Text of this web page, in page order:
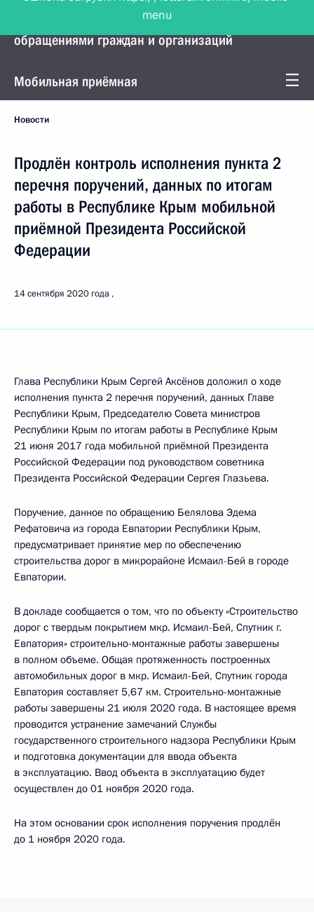
Управление Президента по работе с
обращениями граждан и организаций
Мобильная приёмная
Новости
Продлён контроль исполнения пункта 2
перечня поручений, данных по итогам
работы в Республике Крым мобильной
приёмной Президента Российской
Федерации
14 сентября 2020 года
Глава Республики Крым Сергей Аксёнов доложил о ходе
исполнения пункта 2 перечня поручений, данных Главе
Республики Крым, Председателю Совета министров
Республики Крым по итогам работы в Республике Крым
21 июня 2017 года мобильной приёмной Президента
Российской Федерации под руководством советника
Президента Российской Федерации Сергея Глазьева.
Поручение, данное по обращению Белялова Эдема
Рефатовича из города Евпатории Республики Крым,
предусматривает принятие мер по обеспечению
строительства дорог в микрорайоне Исмаил-Бей в городе
Евпатории.
В докладе сообщается о том, что по объекту «Строительство
дорог с твердым покрытием мкр. Исмаил-Бей, Спутник г.
Евпатория» строительно-монтажные работы завершены
в полном объеме. Общая протяженность построенных
автомобильных дорог в мкр. Исмаил-Бей, Спутник города
Евпатория составляет 5,67 км. Строительно-монтажные
работы завершены 21 июля 2020 года. В настоящее время
проводится устранение замечаний Службы
государственного строительного надзора Республики Крым
и подготовка документации для ввода объекта
в эксплуатацию. Ввод объекта в эксплуатацию будет
осуществлен до 01 ноября 2020 года.
На этом основании срок исполнения поручения продлён
до 1 ноября 2020 года.
menu